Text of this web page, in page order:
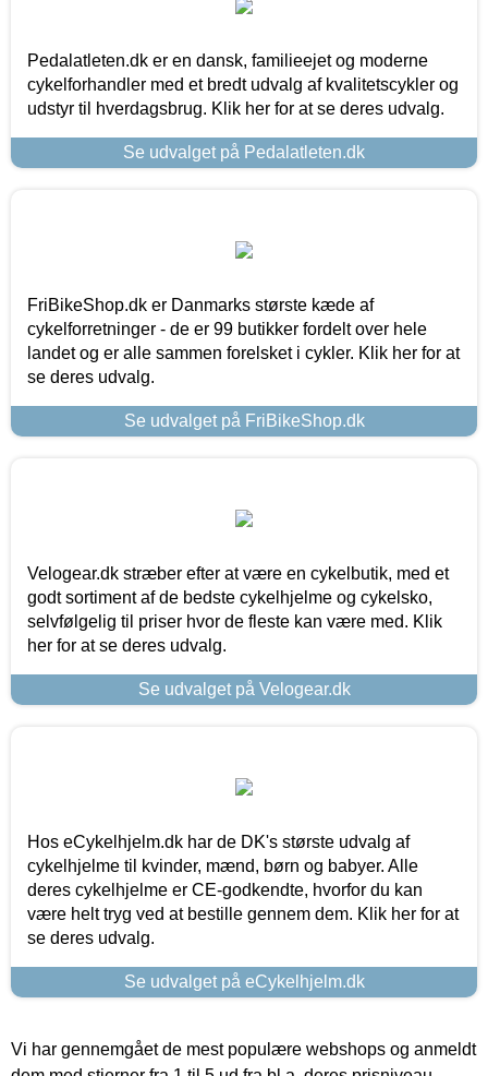
Pedalatleten.dk er en dansk, familieejet og moderne
cykelforhandler med et bredt udvalg af kvalitetscykler og
udstyr til hverdagsbrug. Klik her for at se deres udvalg.
Se udvalget på Pedalatleten.dk
FriBikeShop.dk er Danmarks største kæde af
cykelforretninger - de er 99 butikker fordelt over hele
landet og er alle sammen forelsket i cykler. Klik her for at
se deres udvalg.
Se udvalget på FriBikeShop.dk
Velogear.dk stræber efter at være en cykelbutik, med et
godt sortiment af de bedste cykelhjelme og cykelsko,
selvfølgelig til priser hvor de fleste kan være med. Klik
her for at se deres udvalg.
Se udvalget på Velogear.dk
Hos eCykelhjelm.dk har de DK's største udvalg af
cykelhjelme til kvinder, mænd, børn og babyer. Alle
deres cykelhjelme er CE-godkendte, hvorfor du kan
være helt tryg ved at bestille gennem dem. Klik her for at
se deres udvalg.
Se udvalget på eCykelhjelm.dk
Vi har gennemgået de mest populære webshops og anmeldt